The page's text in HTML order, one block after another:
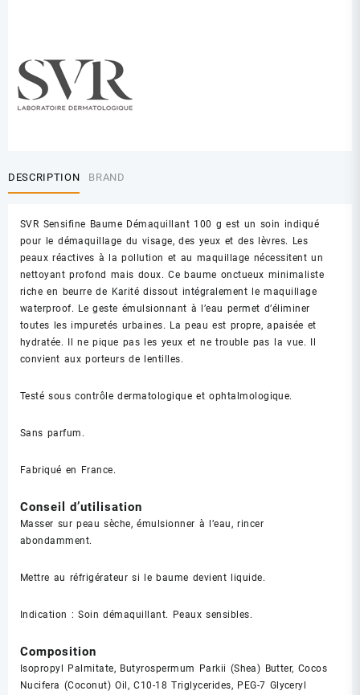
DESCRIPTION BRAND
SVR Sensifine Baume Démaquillant 100 g est un soin indiqué
pour le démaquillage du visage, des yeux et des lèvres. Les
peaux réactives à la pollution et au maquillage nécessitent un
nettoyant profond mais doux. Ce baume onctueux minimaliste
riche en beurre de Karité dissout intégralement le maquillage
waterproof. Le geste émulsionnant à l’eau permet d’éliminer
toutes les impuretés urbaines. La peau est propre, apaisée et
hydratée. Il ne pique pas les yeux et ne trouble pas la vue. Il
convient aux porteurs de lentilles.
Testé sous contrôle dermatologique et ophtalmologique.
Sans parfum.
Fabriqué en France.
Conseil d’utilisation
Masser sur peau sèche, émulsionner à l’eau, rincer
abondamment.
Mettre au réfrigérateur si le baume devient liquide.
Indication : Soin démaquillant. Peaux sensibles.
Composition
Isopropyl Palmitate, Butyrospermum Parkii (Shea) Butter, Cocos
Nucifera (Coconut) Oil, C10-18 Triglycerides, PEG-7 Glyceryl